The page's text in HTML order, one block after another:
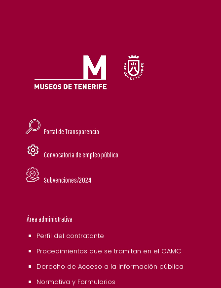
Portal de Transparencia
Convocatoria de empleo público
Subvenciones/2024
Área administrativa
Perfil del contratante
Procedimientos que se tramitan en el OAMC
Derecho de Acceso a la información pública
Normativa y Formularios